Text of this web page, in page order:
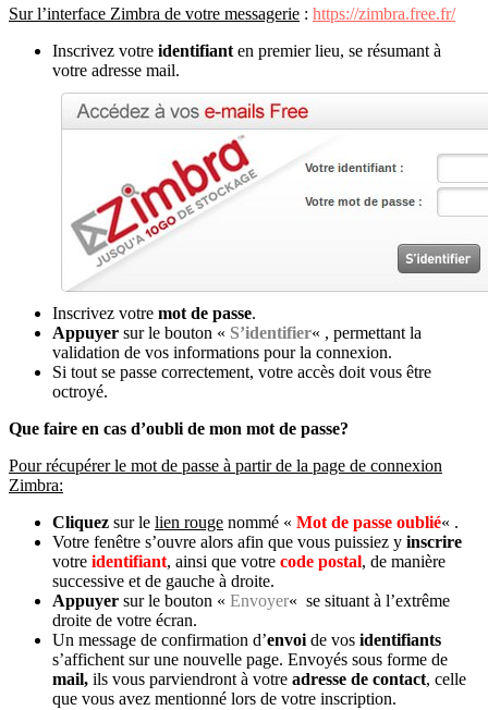
Sur l’interface Zimbra de votre messagerie : https://zimbra.free.fr/
Inscrivez votre identifianten premier lieu, se résumant à
votre adresse mail.
Inscrivez votre mot de passe.
Appuyer sur le bouton « S’identifier« , permettant la
validation de vos informations pour la connexion.
Si tout se passe correctement, votre accès doit vous être
octroyé.
Que faire en cas d’oubli de mon mot de passe?
Pour récupérer le mot de passe à partir de la page de connexion
Zimbra:
Cliquez sur le lien rouge nommé « Mot de passe oublié« .
Votre fenêtre s’ouvre alors afin que vous puissiez y inscrire
votre identifiant, ainsi que votre code postal, de manière
successive et de gauche à droite.
Appuyer sur le bouton « Envoyer« se situant à l’extrême
droite de votre écran.
Un message de confirmation d’envoide vos identifiants
s’affichent sur une nouvelle page. Envoyés sous forme de
mail, ils vous parviendront à votre adresse de contact, celle
que vous avez mentionné lors de votre inscription.